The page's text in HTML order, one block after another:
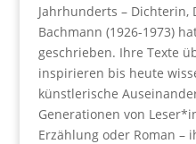
Jahrhunderts – Dichterin,
Bachmann (1926-1973)
geschrieben. Ihre Texte
inspirieren bis heute
künstlerische
Generationen von
Erzählung oder Roman –